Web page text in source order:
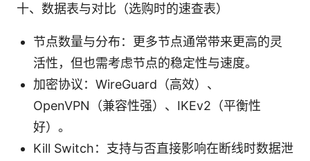
十、数据表与对比（选购时的速查表）
节点数量与分布：更多节点通常带来更高的灵
活性，但也需考虑节点的稳定性与速度。
加密协议：WireGuard（高效）、
OpenVPN（兼容性强）、IKEv2（平衡性
好）。
Kill Switch：支持与否直接影响在断线时数据泄